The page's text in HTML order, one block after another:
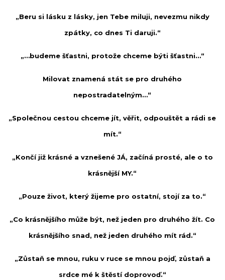
„Beru si lásku z lásky, jen Tebe miluji, nevezmu nikdy
zpátky, co dnes Ti daruji.“
„…budeme šťastni, protože chceme býti šťastni…“
Milovat znamená stát se pro druhého
nepostradatelným…“
„Společnou cestou chceme jít, věřit, odpouštět a rádi se
mít.“
„Končí již krásné a vznešené JÁ, začíná prosté, ale o to
krásnější MY.“
„Pouze život, který žijeme pro ostatní, stojí za to.“
„Co krásnějšího může být, než jeden pro druhého žít. Co
krásnějšího snad, než jeden druhého mít rád.“
„Zůstaň se mnou, ruku v ruce se mnou pojď, zůstaň a
srdce mé k štěstí doprovoď.“